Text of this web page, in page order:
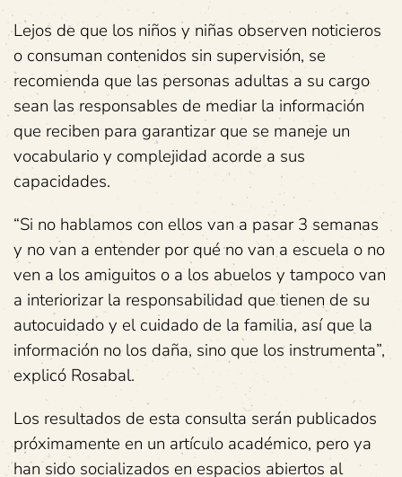
Lejos de que los niños y niñas observen noticieros
o consuman contenidos sin supervisión, se
recomienda que las personas adultas a su cargo
sean las responsables de mediar la información
que reciben para garantizar que se maneje un
vocabulario y complejidad acorde a sus
capacidades.
“Si no hablamos con ellos van a pasar 3 semanas
y no van a entender por qué no van a escuela o no
ven a los amiguitos o a los abuelos y tampoco van
a interiorizar la responsabilidad que tienen de su
autocuidado y el cuidado de la familia, así que la
información no los daña, sino que los instrumenta”,
explicó Rosabal.
Los resultados de esta consulta serán publicados
próximamente en un artículo académico, pero ya
han sido socializados en espacios abiertos al